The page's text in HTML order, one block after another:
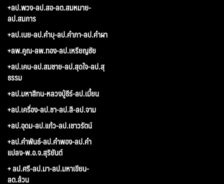
+ลป.พวง-ลป.สอ-ลต.สมหมาย-
ลป.สมภาร
+ลป.เนย-ลป.คำบุ-ลป.คำภา-ลป.คำผา
+ลพ.คูณ-ลพ.ทอง-ลป.เหรียญชัย
+ลป.เคน-ลป.สมชาย-ลป.สุดใจ-ลป.สุ
ธรรม
+ลป.มหาสีทน-หลวงปู่ธีร์-ลป.เมี้ยน
+ลป.เครื่อง-ลป.ชา-ลป.สี-ลป.จาม
+ลป.อุดม-ลป.แก้ว-ลป.เชาวรัตน์
+ลป.คำพันธ์-ลป.คำพอง-ลป.คำ
แปลง-พ.อ.จ.สุริยันต์
+ ลป.ศรี-ลป.มา-ลป.มหาเขียน-
ลต.ล้วน